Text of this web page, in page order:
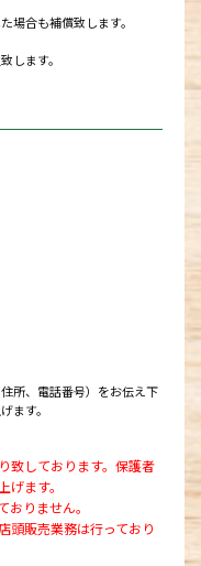
場合も補償致します。
します。
所、電話番号）をお伝え下
ます。
致しております。保護者
ます。
りません。
頭販売業務は行っており